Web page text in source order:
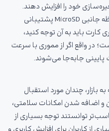
خود را افزایش دهند.
اغلب گوشی‌های موبایل از کارت حافظه جانبی MicroSD پشتیبانی
باید به آن توجه کنید،
در واقع اگر از مموری با سرعت
پایینی جابه‌جا می‌شوند.
چندان مورد استقبال
و اضافه شدن امکانات سلامتی،
توانستند توجه بسیاری از